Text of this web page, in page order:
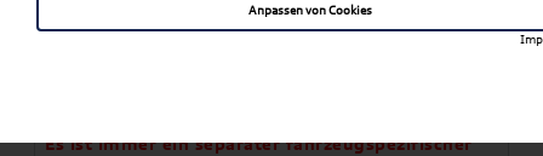
Es ist immer ein separater fahrzeugspezifischer
Anpassen von Cookies